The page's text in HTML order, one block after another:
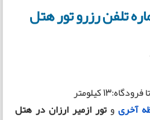
تلفن رزرو تور هتل
کیلومتر
آخریوتور ازمیر ارزان در هتل